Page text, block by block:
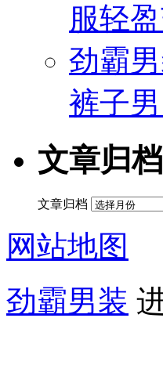
服轻
劲霸
裤子男
文章归档
文章归档
网站地图
劲霸男装